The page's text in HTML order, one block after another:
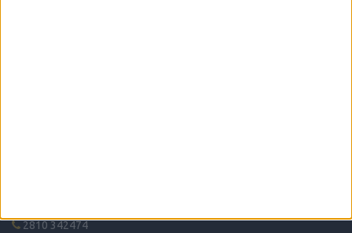
2810 342474